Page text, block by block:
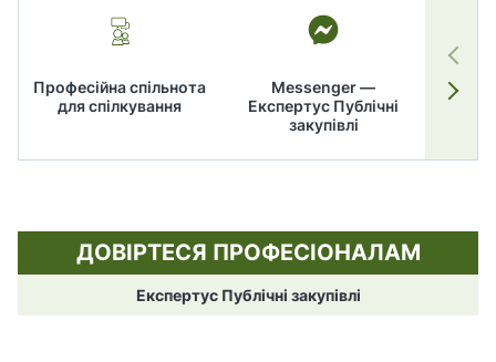
Професійна спільнота
для спілкування
Messenger —
Експертус Публічні
закупівлі
ДОВІРТЕСЯ ПРОФЕСІОНАЛАМ
Експертус Публічні закупівлі